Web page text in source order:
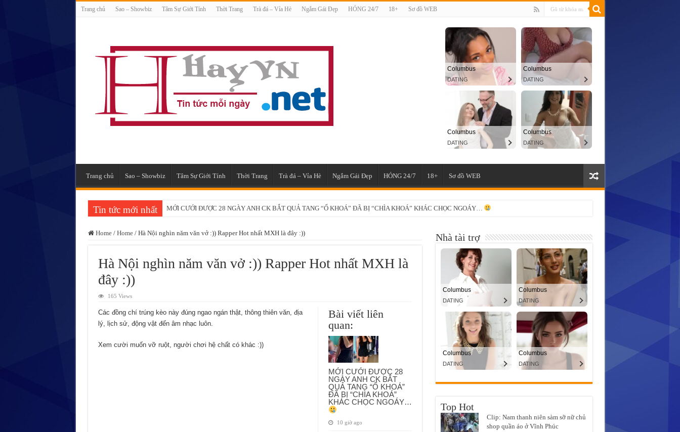
Trang chủ Sao – Showbiz Tâm Sự Giới Tính Thời Trang Trà đá – Vỉa Hè Ngắm Gái Đẹp HÓNG 24/7 18+ Sơ đồ WEB
Trang chủ Sao – Showbiz Tâm Sự Giới Tính Thời Trang Trà đá – Vỉa Hè Ngắm Gái Đẹp HÓNG 24/7 18+ Sơ đồ WEB
Tin tức mới nhất MỚI CƯỚI ĐƯỢC 28 NGÀY ANH CK BẮT QUẢ TANG “Ổ KHOÁ” ĐÃ BỊ “CHÌA KHOÁ” KHÁC CHỌC NGOÁY…
Home / Home / Hà Nội nghìn năm văn vở :)) Rapper Hot nhất MXH là đây :))
Hà Nội nghìn năm văn vở :)) Rapper Hot nhất MXH là
đây :))
165 Views
Bài viết liên
quan:
MỚI CƯỚI ĐƯỢC 28
NGÀY ANH CK BẮT
QUẢ TANG “Ổ KHOÁ”
ĐÃ BỊ “CHÌA KHOÁ”
KHÁC CHỌC NGOÁY…
10 giờ ago
Các đồng chí trúng kèo này đúng ngao ngán thật, thông thiên văn, địa
lý, lịch sử, động vật đến âm nhạc luôn.
Xem cười muốn vỡ ruột, người chơi hệ chất có khác :))
Nhà tài trợ
Top Hot
Clip: Nam thanh niên sàm sỡ nữ chủ
shop quần áo ở Vĩnh Phúc